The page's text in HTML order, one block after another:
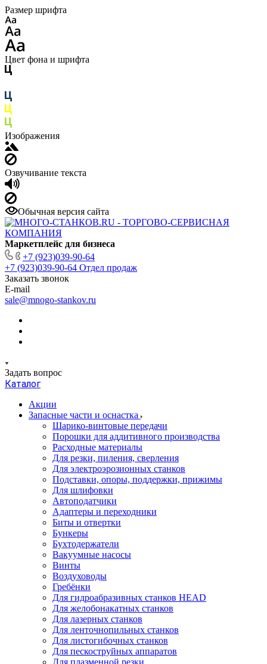
Размер шрифта
Цвет фона и шрифта
Изображения
Озвучивание текста
Обычная версия сайта
Маркетплейс для бизнеса
+7 (923)039-90-64
+7 (923)039-90-64 Отдел продаж
Заказать звонок
E-mail
sale@mnogo-stankov.ru
Задать вопрос
Каталог
Акции
Запасные части и оснастка
Шарико-винтовые передачи
Порошки для аддитивного производства
Расходные материалы
Для резки, пиления, сверления
Для электроэрозионных станков
Подставки, опоры, поддержки, прижимы
Для шлифовки
Автоподатчики
Адаптеры и переходники
Биты и отвертки
Бункеры
Бухтодержатели
Вакуумные насосы
Винты
Воздуховоды
Гребёнки
Для гидроабразивных станков HEAD
Для желобонакатных станков
Для лазерных станков
Для ленточнопильных станков
Для листогибочных станков
Для пескоструйных аппаратов
Для плазменной резки